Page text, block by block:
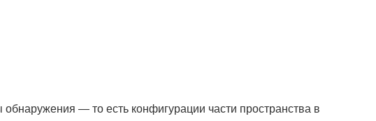
— то есть конфигурации части пространства в